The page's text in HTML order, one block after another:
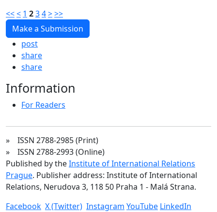
<<< 1 234>>>
Make a Submission
post
share
share
Information
For Readers
» ISSN 2788-2985 (Print)
» ISSN 2788-2993 (Online)
Published by theInstitute of International Relations
Prague. Publisher address: Institute of International
Relations, Nerudova 3, 118 50 Praha 1 - Malá Strana.
Facebook X (Twitter) Instagram YouTube LinkedIn